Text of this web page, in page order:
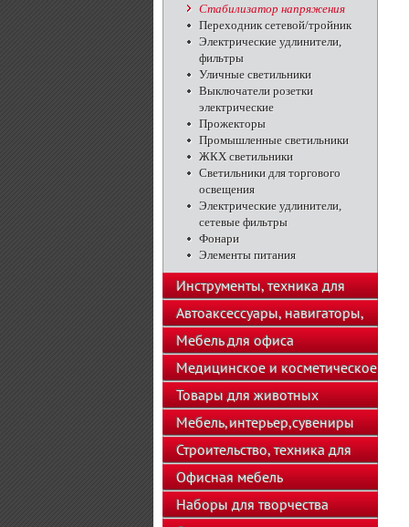
Стабилизатор напряжения
Переходник сетевой/тройник
Электрические удлинители,
фильтры
Уличные светильники
Выключатели розетки
электрические
Прожекторы
Промышленные светильники
ЖКХ светильники
Светильники для торгового
освещения
Электрические удлинители,
сетевые фильтры
Фонари
Элементы питания
Инструменты, техника для
подсобного хозяйства
Автоаксессуары, навигаторы,
автозвук
Мебель для офиса
Медицинское и косметическое
оборудование
Товары для животных
Мебель,интерьер,сувениры
Строительство, техника для
хозяйства
Офисная мебель
Наборы для творчества